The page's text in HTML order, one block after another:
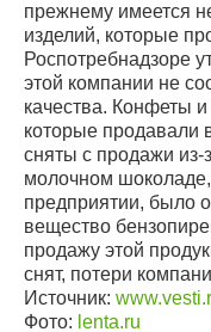
прежнему имеется
изделий, которые
Роспотребнадзоре
этой компании не
качества. Конфеты
которые продавали
сняты с продажи из-
молочном
предприятии, было
вещество
продажу этой
снят, потери
Источник:
Фото: lenta.ru